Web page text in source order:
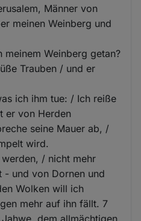
Männer von
meinen Weinberg und
Weinberg getan?
Trauben / und er
ich ihm tue: / Ich reiße
er von Herden
seine Mauer ab, /
wird.
/ nicht mehr
- und von Dornen und
Wolken will ich
mehr auf ihn fällt. 7